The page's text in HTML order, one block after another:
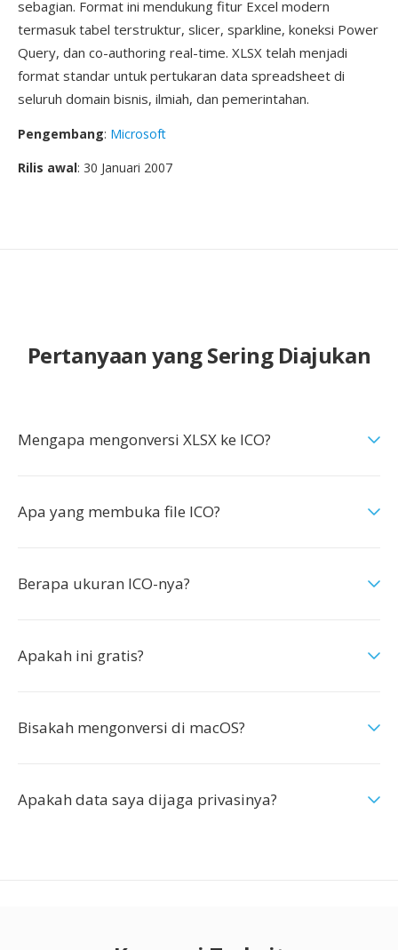
sebagian. Format ini mendukung fitur Excel modern
termasuk tabel terstruktur, slicer, sparkline, koneksi Power
Query, dan co-authoring real-time. XLSX telah menjadi
format standar untuk pertukaran data spreadsheet di
seluruh domain bisnis, ilmiah, dan pemerintahan.
Pengembang: Microsoft
Rilis awal: 30 Januari 2007
Pertanyaan yang Sering Diajukan
Mengapa mengonversi XLSX ke ICO?
Apa yang membuka file ICO?
Berapa ukuran ICO-nya?
Apakah ini gratis?
Bisakah mengonversi di macOS?
Apakah data saya dijaga privasinya?